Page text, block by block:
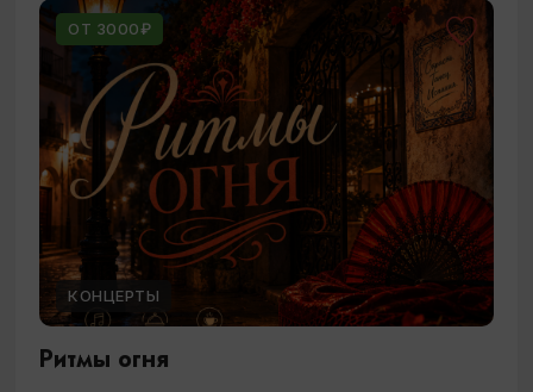
ОТ 3000₽
КОНЦЕРТЫ
Ритмы огня